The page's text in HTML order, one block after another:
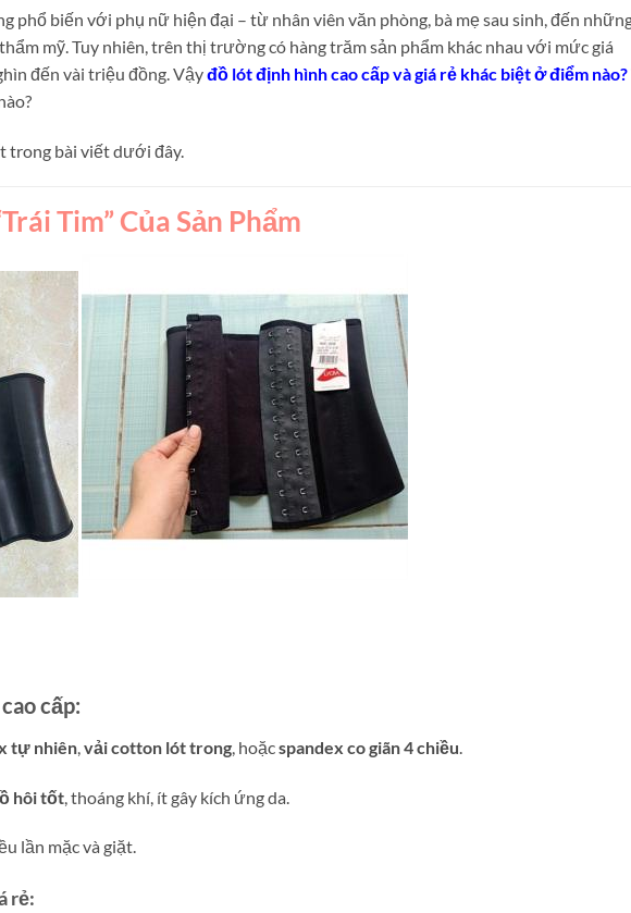
phổ biến với phụ nữ hiện đại – từ nhân viên văn phòng, bà mẹ sau sinh, đến
mỹ. Tuy nhiên, trên thị trường có hàng trăm sản phẩm khác nhau với mức giá
đến vài triệu đồng. Vậyđồ lót định hình cao cấp và giá rẻ khác biệt ở điểm nào?
trong bài viết dưới đây.
Tim” Của Sản Phẩm
cấp:
tự nhiên, vải cotton lót trong, hoặcspandex co giãn 4 chiều
hôi tốt, thoáng khí, ít gây kích ứng da.
lần mặc và giặt.
rẻ: